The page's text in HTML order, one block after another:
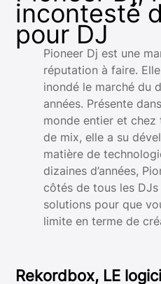
incontesté
pour DJ
Pioneer Dj est une
réputation à faire.
inondé le marché du
années. Présente
monde entier et chez
de mix, elle a su
matière de
dizaines d’années,
côtés de tous les
solutions pour que
limite en terme de
Rekordbox, LE